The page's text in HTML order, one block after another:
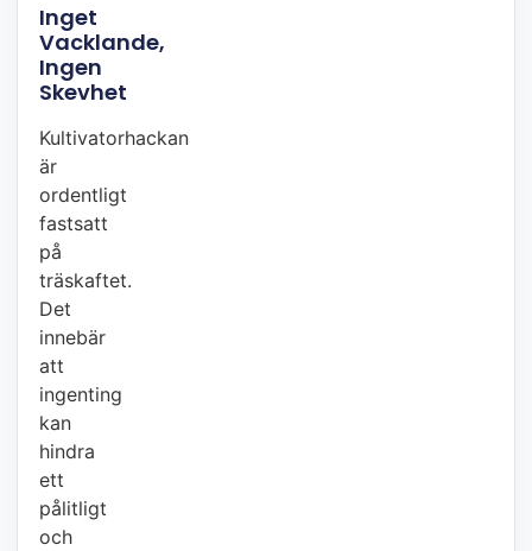
Inget
Vacklande,
Ingen
Skevhet
Kultivatorhackan
är
ordentligt
fastsatt
på
träskaftet.
Det
innebär
att
ingenting
kan
hindra
ett
pålitligt
och